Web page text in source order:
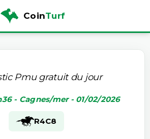
CoinTurf
Pmu gratuit du jour
- Cagnes/mer - 01/02/2026
R4C8